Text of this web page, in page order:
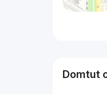
Domtut